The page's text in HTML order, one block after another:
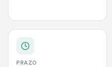
PRAZO